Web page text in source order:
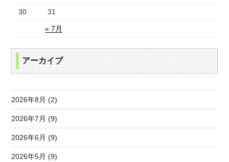
« 7月
30 31
アーカイブ
2026年8月 (2)
2026年7月 (9)
2026年6月 (9)
2026年5月 (9)